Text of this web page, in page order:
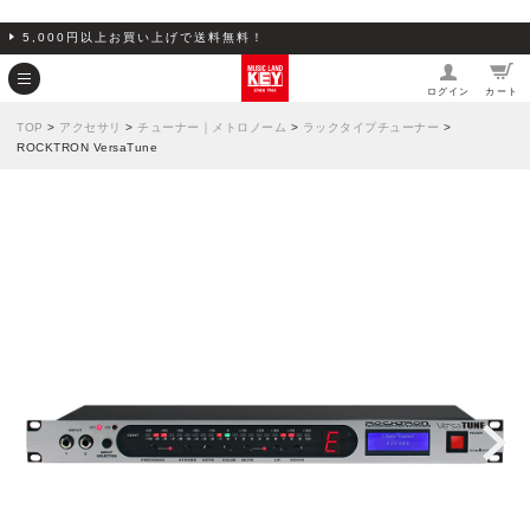
5,000円以上お買い上げで送料無料！
ログイン カート
TOP > アクセサリ > チューナー｜メトロノーム > ラックタイプチューナー >
ROCKTRON VersaTune